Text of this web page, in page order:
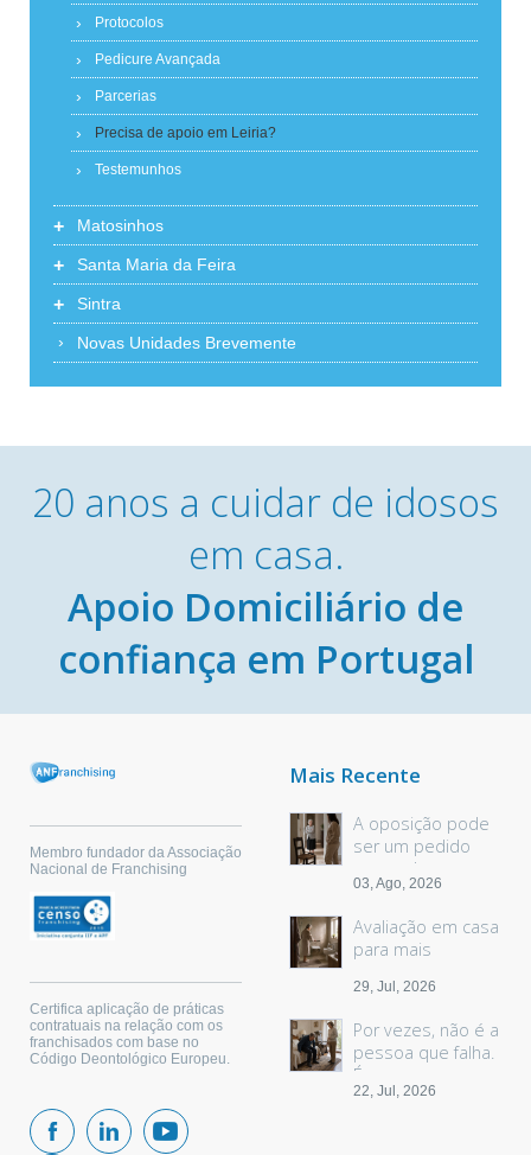
Protocolos
Pedicure Avançada
Parcerias
Precisa de apoio em Leiria?
Testemunhos
+ Matosinhos
+ Santa Maria da Feira
+ Sintra
Novas Unidades Brevemente
20 anos a cuidar de idosos
em casa.
Apoio Domiciliário de
confiança em Portugal
Membro fundador da Associação
Nacional de Franchising
Certifica aplicação de práticas
contratuais na relação com os
franchisados com base no
Código Deontológico Europeu.
Mais Recente
A oposição pode
ser um pedido
sem palavras
03, Ago, 2026
Avaliação em casa
para mais
29, Jul, 2026
Por vezes, não é a
pessoa que falha.
É o espaço.
22, Jul, 2026